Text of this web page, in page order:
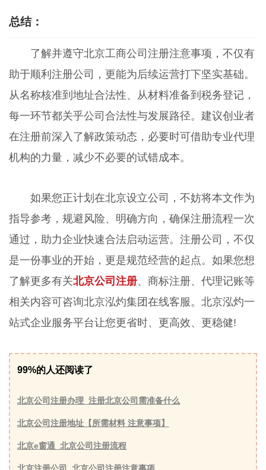
总结：
了解并遵守北京工商公司注册注意事项，不仅有
助于顺利注册公司，更能为后续运营打下坚实基础。
从名称核准到地址合法性、从材料准备到税务登记，
每一环节都关乎公司合法性与发展路径。建议创业者
在注册前深入了解政策动态，必要时可借助专业代理
机构的力量，减少不必要的试错成本。
如果您正计划在北京设立公司，不妨将本文作为
指导参考，规避风险、明确方向，确保注册流程一次
通过，助力企业快速合法启动运营。注册公司，不仅
是一份事业的开始，更是规范经营的起点。如果您想
了解更多有关北京公司注册、商标注册、代理记账等
相关内容可咨询北京泓灼集团在线客服。北京泓灼一
站式企业服务平台让您更省时、更高效、更稳健!
99%的人还阅读了
北京公司注册办理_注册北京公司需准备什么
北京公司注册地址【所需材料 注意事项】
北京e窗通_北京公司注册流程
北京注册公司_北京公司注册注意事项